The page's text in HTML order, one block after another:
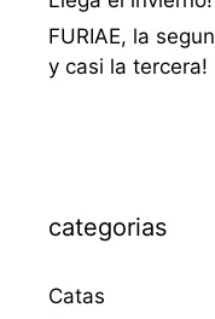
FURIAE, la
y casi la tercera!
categorias
Catas